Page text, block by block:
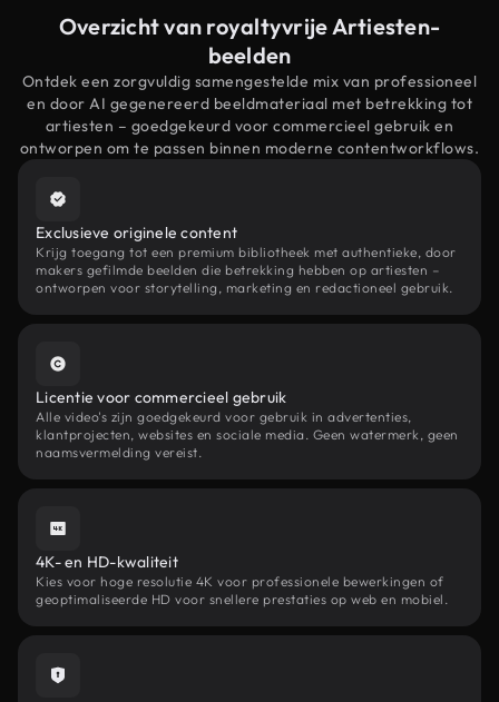
Overzicht van royaltyvrije Artiesten-
beelden
Ontdek een zorgvuldig samengestelde mix van professioneel
en door AI gegenereerd beeldmateriaal met betrekking tot
artiesten – goedgekeurd voor commercieel gebruik en
ontworpen om te passen binnen moderne contentworkflows.
Exclusieve originele content
Krijg toegang tot een premium bibliotheek met authentieke, door
makers gefilmde beelden die betrekking hebben op artiesten –
ontworpen voor storytelling, marketing en redactioneel gebruik.
Licentie voor commercieel gebruik
Alle video's zijn goedgekeurd voor gebruik in advertenties,
klantprojecten, websites en sociale media. Geen watermerk, geen
naamsvermelding vereist.
4K- en HD-kwaliteit
Kies voor hoge resolutie 4K voor professionele bewerkingen of
geoptimaliseerde HD voor snellere prestaties op web en mobiel.